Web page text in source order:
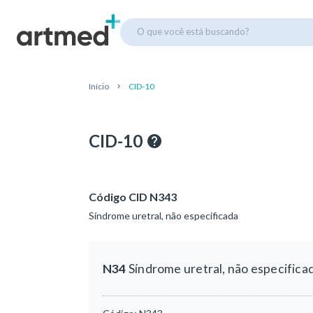
O que você está buscando?
Início CID-10
CID-10
Código CID N343
Síndrome uretral, não especificada
N34Síndrome uretral, não